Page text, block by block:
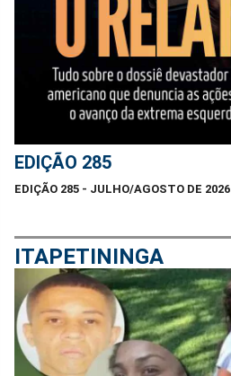
EDIÇÃO 285
EDIÇÃO 285 - JULHO/AGOSTO DE 2026
ITAPETININGA